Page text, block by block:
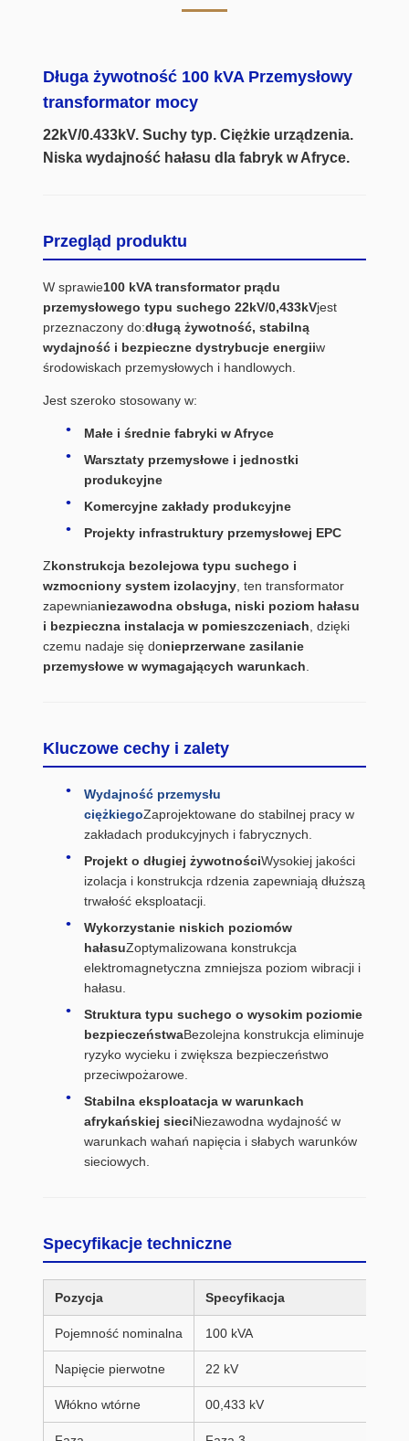
Długa żywotność 100 kVA Przemysłowy
transformator mocy
22kV/0.433kV. Suchy typ. Ciężkie urządzenia.
Niska wydajność hałasu dla fabryk w Afryce.
Przegląd produktu
W sprawie100 kVA transformator prądu
przemysłowego typu suchego 22kV/0,433kVjest
przeznaczony do:długą żywotność, stabilną
wydajność i bezpieczne dystrybucje energiiw
środowiskach przemysłowych i handlowych.
Jest szeroko stosowany w:
Małe i średnie fabryki w Afryce
Warsztaty przemysłowe i jednostki
produkcyjne
Komercyjne zakłady produkcyjne
Projekty infrastruktury przemysłowej EPC
Zkonstrukcja bezolejowa typu suchego i
wzmocniony system izolacyjny , ten transformator
zapewnianiezawodna obsługa, niski poziom hałasu
i bezpieczna instalacja w pomieszczeniach , dzięki
czemu nadaje się donieprzerwane zasilanie
przemysłowe w wymagających warunkach
Kluczowe cechy i zalety
Wydajność przemysłu
ciężkiegoZaprojektowane do stabilnej pracy w
zakładach produkcyjnych i fabrycznych.
Projekt o długiej żywotnościWysokiej jakości
izolacja i konstrukcja rdzenia zapewniają dłuższą
trwałość eksploatacji.
Wykorzystanie niskich poziomów
hałasuZoptymalizowana konstrukcja
elektromagnetyczna zmniejsza poziom wibracji i
hałasu.
Struktura typu suchego o wysokim poziomie
bezpieczeństwaBezolejna konstrukcja eliminuje
ryzyko wycieku i zwiększa bezpieczeństwo
przeciwpożarowe.
Stabilna eksploatacja w warunkach
afrykańskiej sieciNiezawodna wydajność w
warunkach wahań napięcia i słabych warunków
sieciowych.
Specyfikacje techniczne
Pozycja Specyfikacja
Pojemność nominalna 100 kVA
Napięcie pierwotne 22 kV
Włókno wtórne 00,433 kV